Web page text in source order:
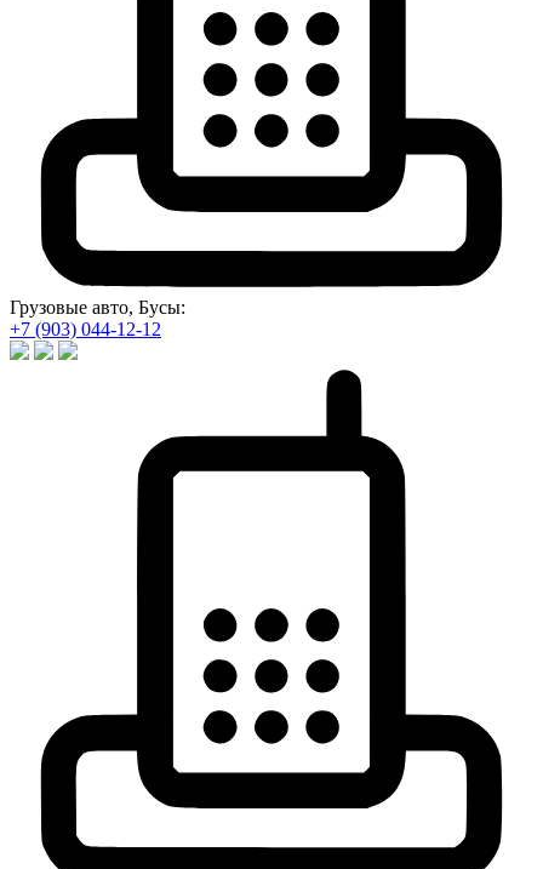
Грузовые авто, Бусы:
+7 (903) 044-12-12